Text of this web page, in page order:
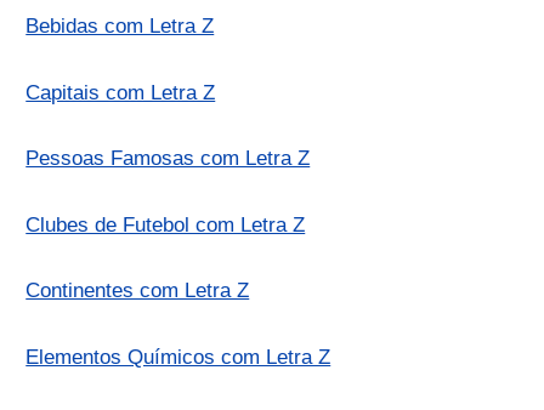
Bebidas com Letra Z
Capitais com Letra Z
Pessoas Famosas com Letra Z
Clubes de Futebol com Letra Z
Continentes com Letra Z
Elementos Químicos com Letra Z